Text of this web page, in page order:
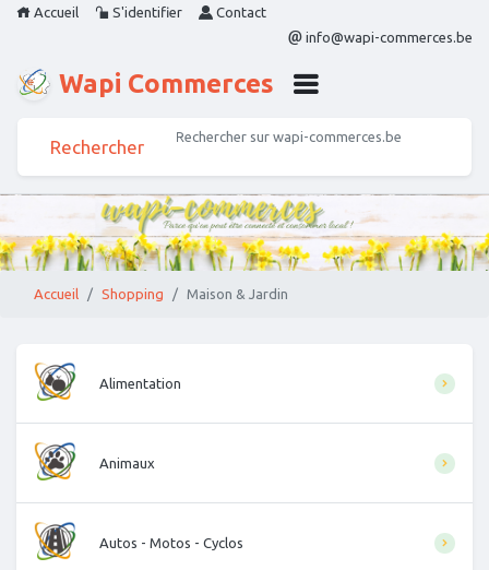
Accueil S'identifier
Contact
info@wapi-commerces.be
Wapi Commerces
Accueil Shopping Maison & Jardin
Alimentation
Animaux
Autos - Motos - Cyclos